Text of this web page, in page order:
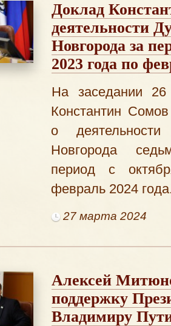
Доклад
деятельности
Новгорода за
2023 года по
На заседании
Константин
о
Новгорода
период с
февраль 2024
27 марта 2024
Алексей
поддержку
Владимиру